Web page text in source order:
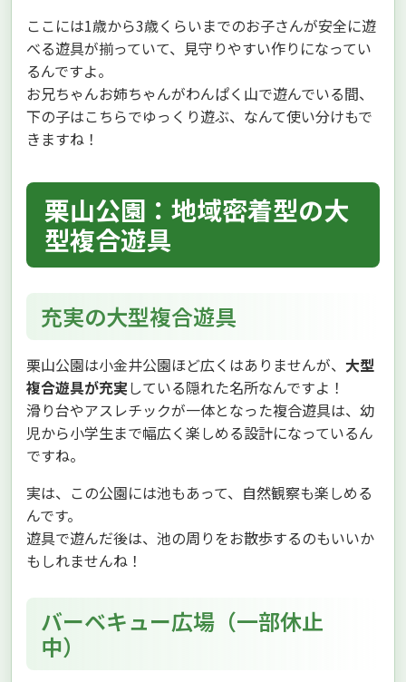
ここには1歳から3歳くらいまでのお子さんが安全に遊
べる遊具が揃っていて、見守りやすい作りになってい
るんですよ。
お兄ちゃんお姉ちゃんがわんぱく山で遊んでいる間、
下の子はこちらでゆっくり遊ぶ、なんて使い分けもで
きますね！
栗山公園：地域密着型の大
型複合遊具
充実の大型複合遊具
栗山公園は小金井公園ほど広くはありませんが、 大型
複合遊具が充実している隠れた名所なんですよ！
滑り台やアスレチックが一体となった複合遊具は、幼
児から小学生まで幅広く楽しめる設計になっているん
ですね。
実は、この公園には池もあって、自然観察も楽しめる
んです。
遊具で遊んだ後は、池の周りをお散歩するのもいいか
もしれませんね！
バーベキュー広場（一部休止
中）